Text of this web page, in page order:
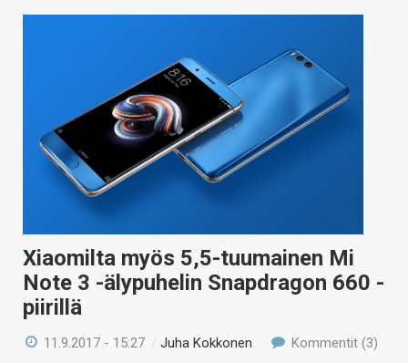
Xiaomilta myös 5,5-tuumainen Mi
Note 3 -älypuhelin Snapdragon 660 -
piirillä
11.9.2017 - 15:27 /Juha Kokkonen Kommentit (3)